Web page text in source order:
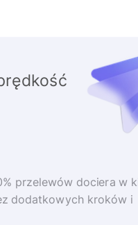
przelewów dociera w
dodatkowych kroków i